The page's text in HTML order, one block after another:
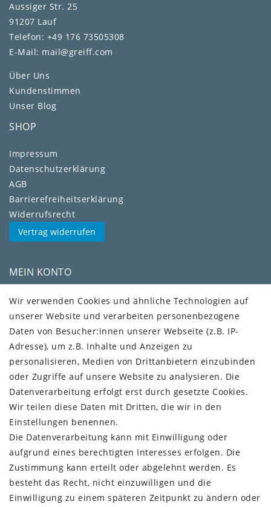
Aussiger Str. 25
91207 Lauf
Telefon: +49 176 73505308
E-Mail: mail@greiff.com
Über Uns
Kundenstimmen
Unser Blog
SHOP
Impressum
Daten­schutz­erklärung
AGB
Barrierefreiheitserklärung
Widerrufs­recht
Vertrag widerrufen
MEIN KONTO
Kundenkonto
VERSAND + SERVICE
Versandinformationen
Rückgabeinformationen
Zahlungsinformationen
Vorkasse (3% Rabatt)
Paypal
Kauf auf Rechnung (Paypalservice)
Lastschrift (Paypalservice)
Kreditkarte (Paypalservice)
Wir verwenden Cookies und ähnliche Technologien auf
unserer Website und verarbeiten personenbezogene
Daten von Besucher:innen unserer Webseite (z.B. IP-
Adresse), um z.B. Inhalte und Anzeigen zu
personalisieren, Medien von Drittanbietern einzubinden
oder Zugriffe auf unsere Website zu analysieren. Die
Datenverarbeitung erfolgt erst durch gesetzte Cookies.
Wir teilen diese Daten mit Dritten, die wir in den
Einstellungen benennen.
Die Datenverarbeitung kann mit Einwilligung oder
aufgrund eines berechtigten Interesses erfolgen. Die
Zustimmung kann erteilt oder abgelehnt werden. Es
besteht das Recht, nicht einzuwilligen und die
Einwilligung zu einem späteren Zeitpunkt zu ändern oder